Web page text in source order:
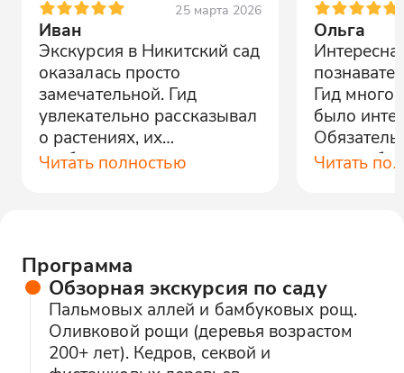
25 марта 2026
Иван
Экскурсия в Никитский сад
оказалась просто
замечательной. Гид
увлекательно рассказывал
о растениях, их
особенностях и истории
Читать полностью
Ольга
Гид много
было
раз, чтобы
Читать
Программа
Обзорная экскурсия по саду
Пальмовых аллей и бамбуковых рощ.
Оливковой рощи (деревья возрастом
200+ лет). Кедров, секвой и